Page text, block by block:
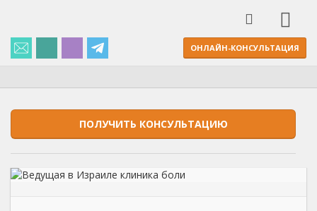
ОНЛАЙН-КОНСУЛЬТАЦИЯ
ПОЛУЧИТЬ КОНСУЛЬТАЦИЮ